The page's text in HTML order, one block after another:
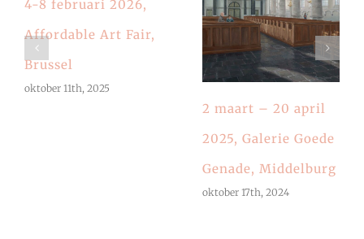
4-8 februari 2026,
Affordable Art Fair,
Brussel
oktober 11th, 2025
2 maart – 20 april
2025, Galerie Goede
Genade, Middelburg
oktober 17th, 2024